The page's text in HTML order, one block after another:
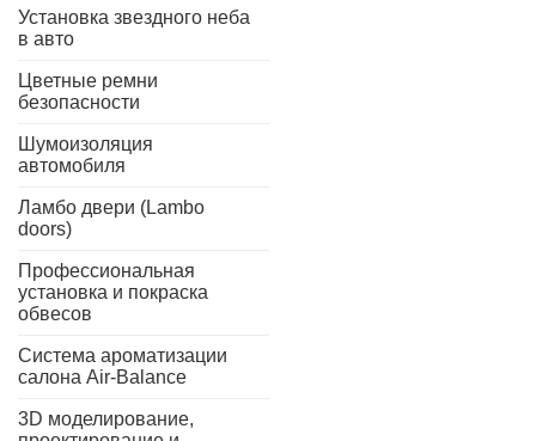
Установка звездного неба
в авто
Цветные ремни
безопасности
Шумоизоляция
автомобиля
Ламбо двери (Lambo
doors)
Профессиональная
установка и покраска
обвесов
Система ароматизации
салона Air-Balance
3D моделирование,